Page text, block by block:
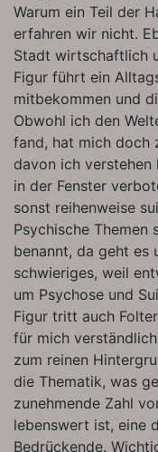
Warum ein Teil der
erfahren wir nicht.
Stadt wirtschaftlich
Figur führt ein
mitbekommen und
Obwohl ich den
fand, hat mich doch
davon ich verstehen
in der Fenster
sonst reihenweise
Psychische Themen
benannt, da geht es
schwieriges, weil
um Psychose und
Figur tritt auch
für mich
zum reinen
die Thematik, was
zunehmende Zahl
lebenswert ist, eine
Bedrückende.